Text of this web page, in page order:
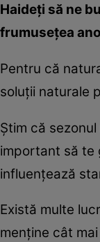
Haideţi să ne
frumuseţea
Pentru că
soluţii naturale
Ştim că
important să te
influenţează
Există multe
menţine cât